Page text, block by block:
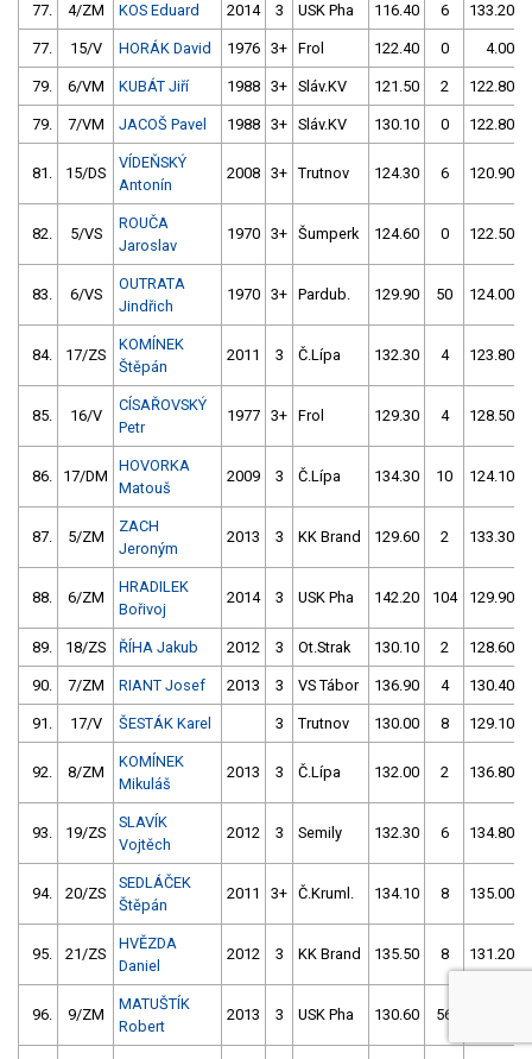
77. 4/ZM KOS Eduard 2014 3 USK Pha 116.40 6 133.20
77. 15/V HORÁK David 1976 3+ Frol 122.40 0 4.00
79. 6/VM KUBÁT Jiří 1988 3+ Sláv.KV 121.50 2 122.80
79. 7/VM JACOŠ Pavel 1988 3+ Sláv.KV 130.10 0 122.80
81. 15/DS
VÍDEŇSKÝ
Antonín
2008 3+ Trutnov 124.30 6 120.90
82. 5/VS
ROUČA
Jaroslav
1970 3+ Šumperk 124.60 0 122.50
83. 6/VS
OUTRATA
Jindřich
1970 3+ Pardub. 129.90 50 124.00
84. 17/ZS
KOMÍNEK
Štěpán
2011 3 Č.Lípa 132.30 4 123.80
85. 16/V
CÍSAŘOVSKÝ
Petr
1977 3+ Frol 129.30 4 128.50
86. 17/DM
HOVORKA
Matouš
2009 3 Č.Lípa 134.30 10 124.10
87. 5/ZM
ZACH
Jeroným
2013 3 KK Brand 129.60 2 133.30
88. 6/ZM
HRADILEK
Bořivoj
2014 3 USK Pha 142.20 104 129.90
89. 18/ZS ŘÍHA Jakub 2012 3 Ot.Strak 130.10 2 128.60
90. 7/ZM RIANT Josef 2013 3 VS Tábor 136.90 4 130.40
91. 17/V ŠESTÁK Karel 3 Trutnov 130.00 8 129.10
92. 8/ZM
KOMÍNEK
Mikuláš
2013 3 Č.Lípa 132.00 2 136.80
93. 19/ZS
SLAVÍK
Vojtěch
2012 3 Semily 132.30 6 134.80
94. 20/ZS
SEDLÁČEK
Štěpán
2011 3+ Č.Kruml. 134.10 8 135.00
95. 21/ZS
HVĚZDA
Daniel
2012 3 KK Brand 135.50 8 131.20
96. 9/ZM
MATUŠTÍK
Robert
2013 3 USK Pha 130.60 56